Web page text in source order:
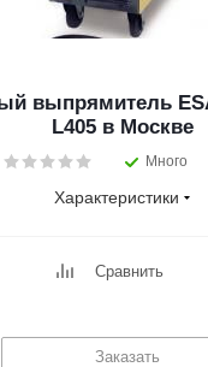
выпрямитель
L405 в Москве
Много
Характеристики
Сравнить
Заказать